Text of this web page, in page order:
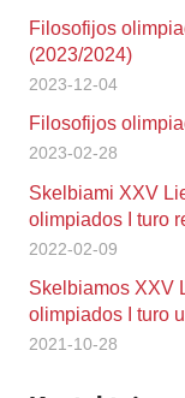
Filosofijos
(2023/2024)
2023-12-04
Filosofijos
2023-02-28
Skelbiami XXV
olimpiados I turo
2022-02-09
Skelbiamos XXV
olimpiados I turo
2021-10-28